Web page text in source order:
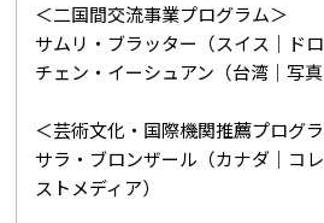
＜二国間交流事業プログラム＞
サムリ・ブラッター（スイス｜ドロ
チェン・イーシュアン（台湾｜写真
＜芸術文化・国際機関推薦プログ
サラ・ブロンザール（カナダ｜コ
ストメディア）